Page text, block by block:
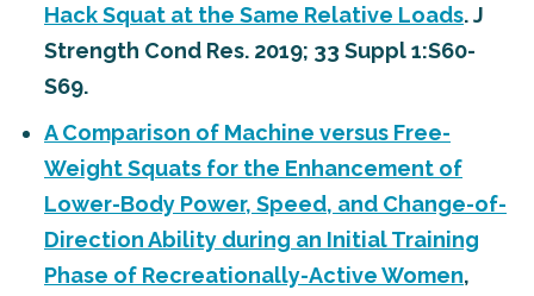
Hack Squat at the Same Relative Loads. J
Strength Cond Res. 2019; 33 Suppl 1:S60-
S69.
A Comparison of Machine versus Free-
Weight Squats for the Enhancement of
Lower-Body Power, Speed, and Change-of-
Direction Ability during an Initial Training
Phase of Recreationally-Active Women,